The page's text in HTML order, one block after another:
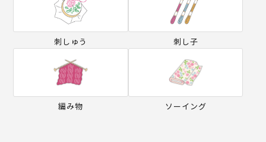
刺しゅう 刺し子
編み物 ソーイング